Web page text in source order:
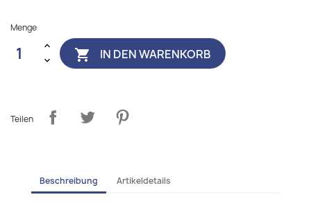
Menge
 IN DEN WARENKORB
Teilen
Beschreibung Artikeldetails